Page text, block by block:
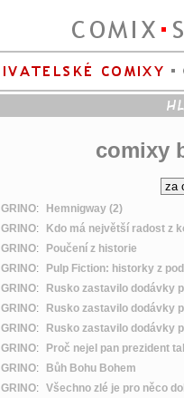
comixy
GRINO:
Hemnigway (2)
GRINO:
Kdo má největší radost z
GRINO:
Poučení z historie
GRINO:
Pulp Fiction: historky z
GRINO:
Rusko zastavilo dodávky
GRINO:
Rusko zastavilo dodávky
GRINO:
Rusko zastavilo dodávky
GRINO:
Proč nejel pan prezident
GRINO:
Bůh Bohu Bohem
GRINO: Všechno zlé je pro něco